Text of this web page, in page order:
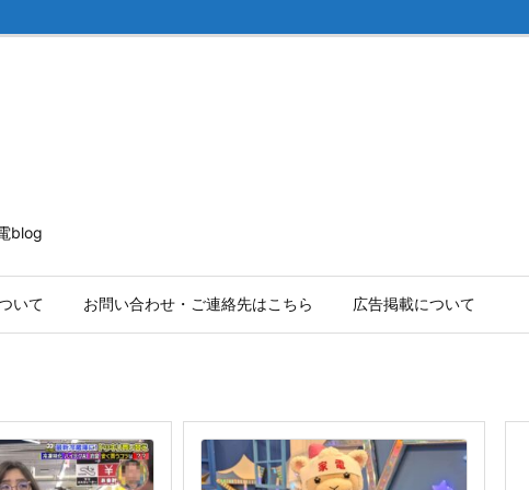
blog
いて お問い合わせ・ご連絡先はこちら 広告掲載について